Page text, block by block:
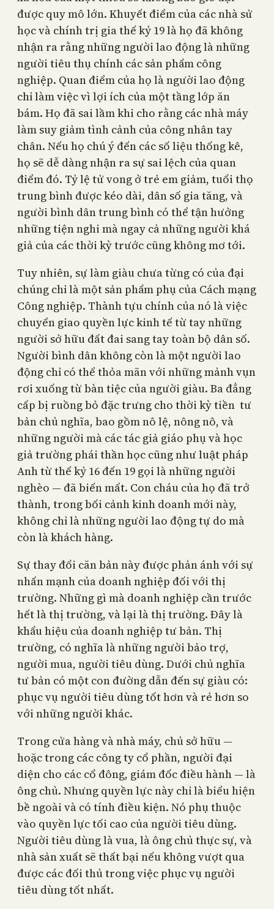
được quy mô lớn. Khuyết điểm của các nhà sử
học và chính trị gia thế kỷ 19 là họ đã không
nhận ra rằng những người lao động là những
người tiêu thụ chính các sản phẩm công
nghiệp. Quan điểm của họ là người lao động
chỉ làm việc vì lợi ích của một tầng lớp ăn
bám. Họ đã sai lầm khi cho rằng các nhà máy
làm suy giảm tình cảnh của công nhân tay
chân. Nếu họ chú ý đến các số liệu thống kê,
họ sẽ dễ dàng nhận ra sự sai lệch của quan
điểm đó. Tỷ lệ tử vong ở trẻ em giảm, tuổi thọ
trung bình được kéo dài, dân số gia tăng, và
người bình dân trung bình có thể tận hưởng
những tiện nghi mà ngay cả những người khá
giả của các thời kỳ trước cũng không mơ tới.
Tuy nhiên, sự làm giàu chưa từng có của đại
chúng chỉ là một sản phẩm phụ của Cách mạng
Công nghiệp. Thành tựu chính của nó là việc
chuyển giao quyền lực kinh tế từ tay những
người sở hữu đất đai sang tay toàn bộ dân số.
Người bình dân không còn là một người lao
động chỉ có thể thỏa mãn với những mảnh vụn
rơi xuống từ bàn tiệc của người giàu. Ba đẳng
cấp bị ruồng bỏ đặc trưng cho thời kỳ tiền tư
bản chủ nghĩa, bao gồm nô lệ, nông nô, và
những người mà các tác giả giáo phụ và học
giả trường phái thần học cũng như luật pháp
Anh từ thế kỷ 16 đến 19 gọi là những người
nghèo — đã biến mất. Con cháu của họ đã trở
thành, trong bối cảnh kinh doanh mới này,
không chỉ là những người lao động tự do mà
còn là khách hàng.
Sự thay đổi căn bản này được phản ánh với sự
nhấn mạnh của doanh nghiệp đối với thị
trường. Những gì mà doanh nghiệp cần trước
hết là thị trường, và lại là thị trường. Đây là
khẩu hiệu của doanh nghiệp tư bản. Thị
trường, có nghĩa là những người bảo trợ,
người mua, người tiêu dùng. Dưới chủ nghĩa
tư bản có một con đường dẫn đến sự giàu có:
phục vụ người tiêu dùng tốt hơn và rẻ hơn so
với những người khác.
Trong cửa hàng và nhà máy, chủ sở hữu —
hoặc trong các công ty cổ phần, người đại
diện cho các cổ đông, giám đốc điều hành — là
ông chủ. Nhưng quyền lực này chỉ là biểu hiện
bề ngoài và có tính điều kiện. Nó phụ thuộc
vào quyền lực tối cao của người tiêu dùng.
Người tiêu dùng là vua, là ông chủ thực sự, và
nhà sản xuất sẽ thất bại nếu không vượt qua
được các đối thủ trong việc phục vụ người
tiêu dùng tốt nhất.